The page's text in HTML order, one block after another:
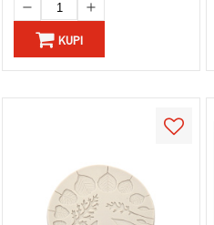
KUPI